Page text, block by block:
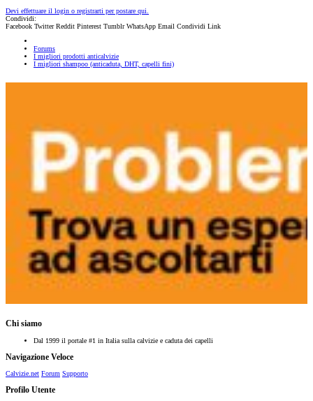
Devi effettuare il login o registrarti per postare qui.
Condividi:
Facebook Twitter Reddit Pinterest Tumblr WhatsApp Email Condividi Link
Forums
I migliori prodotti anticalvizie
I migliori shampoo (anticaduta, DHT, capelli fini)
Chi siamo
Dal 1999 il portale #1 in Italia sulla calvizie e caduta dei capelli
Navigazione Veloce
Calvizie.net Forum Supporto
Profilo Utente